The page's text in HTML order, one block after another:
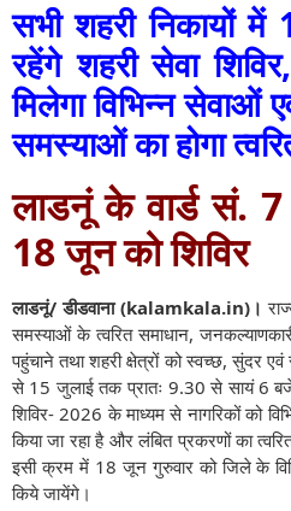
सभी शहरी निकायों
रहेंगे शहरी सेवा
मिलेगा विभिन्न सेवाओं
समस्याओं का होगा
लाडनूं के वार्ड सं.
18 जून को शिविर
लाडनूं/ डीडवाना (kalamkala.in)।
समस्याओं के त्वरित समाधान,
पहुंचाने तथा शहरी क्षेत्रों को स्वच्छ, सुंदर
से 15 जुलाई तक प्रातः 9.30 से सायं 6
शिविर- 2026 के माध्यम से नागरिकों को
किया जा रहा है और लंबित प्रकरणों का
इसी क्रम में 18 जून गुरुवार को जिले के
किये जायेंगे।